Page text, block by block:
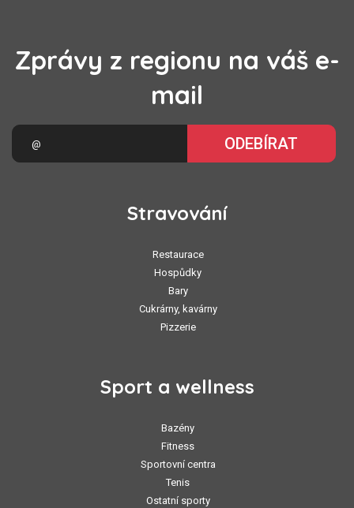
Zprávy z regionu na váš e-
mail
ODEBÍRAT
Stravování
Restaurace
Hospůdky
Bary
Cukrárny, kavárny
Pizzerie
Sport a wellness
Bazény
Fitness
Sportovní centra
Tenis
Ostatní sporty